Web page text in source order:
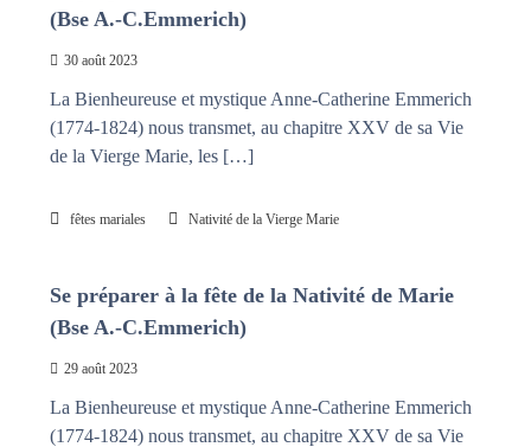
(Bse A.-C.Emmerich)
30 août 2023
La Bienheureuse et mystique Anne-Catherine Emmerich
(1774-1824) nous transmet, au chapitre XXV de sa Vie
de la Vierge Marie, les […]
fêtes mariales Nativité de la Vierge Marie
Se préparer à la fête de la Nativité de Marie
(Bse A.-C.Emmerich)
29 août 2023
La Bienheureuse et mystique Anne-Catherine Emmerich
(1774-1824) nous transmet, au chapitre XXV de sa Vie